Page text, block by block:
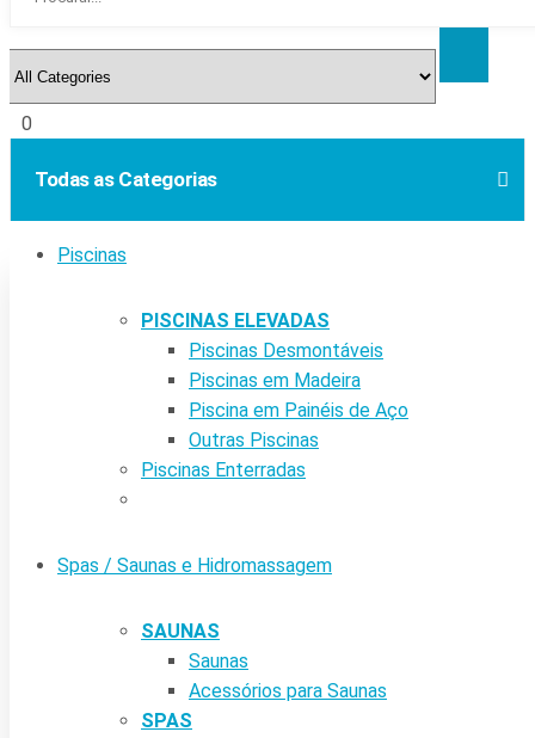
0
Todas as Categorias
Piscinas
PISCINAS ELEVADAS
Piscinas Desmontáveis
Piscinas em Madeira
Piscina em Painéis de Aço
Outras Piscinas
Piscinas Enterradas
Spas / Saunas e Hidromassagem
SAUNAS
Saunas
Acessórios para Saunas
SPAS